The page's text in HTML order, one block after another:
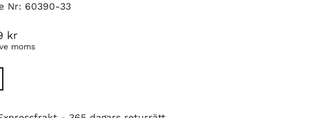
Nr: 60390-33
kr
moms